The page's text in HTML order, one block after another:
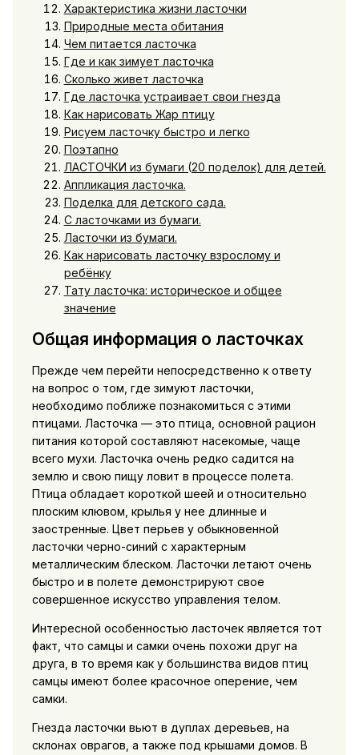
Характеристика жизни ласточки
Природные места обитания
Чем питается ласточка
Где и как зимует ласточка
Сколько живет ласточка
Где ласточка устраивает свои гнезда
Как нарисовать Жар птицу
Рисуем ласточку быстро и легко
Поэтапно
ЛАСТОЧКИ из бумаги (20 поделок) для детей.
Аппликация ласточка.
Поделка для детского сада.
С ласточками из бумаги.
Ласточки из бумаги.
Как нарисовать ласточку взрослому и
ребёнку
Тату ласточка: историческое и общее
значение
Общая информация о ласточках
Прежде чем перейти непосредственно к ответу
на вопрос о том, где зимуют ласточки,
необходимо поближе познакомиться с этими
птицами. Ласточка — это птица, основной рацион
питания которой составляют насекомые, чаще
всего мухи. Ласточка очень редко садится на
землю и свою пищу ловит в процессе полета.
Птица обладает короткой шеей и относительно
плоским клювом, крылья у нее длинные и
заостренные. Цвет перьев у обыкновенной
ласточки черно-синий с характерным
металлическим блеском. Ласточки летают очень
быстро и в полете демонстрируют свое
совершенное искусство управления телом.
Интересной особенностью ласточек является тот
факт, что самцы и самки очень похожи друг на
друга, в то время как у большинства видов птиц
самцы имеют более красочное оперение, чем
самки.
Гнезда ласточки вьют в дуплах деревьев, на
склонах оврагов, а также под крышами домов. В